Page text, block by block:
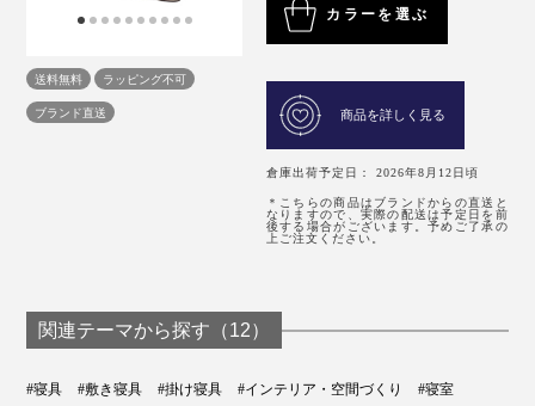
送料無料
ラッピング不可
ブランド直送
カラーを選ぶ
商品を詳しく見る
倉庫出荷予定日： 2026年8月12日頃
＊こちらの商品はブランドからの直送と
なりますので、実際の配送は予定日を前
後する場合がございます。予めご了承の
上ご注文ください。
関連テーマから探す（12）
#寝具 #敷き寝具 #掛け寝具 #インテリア・空間づくり
#寝室